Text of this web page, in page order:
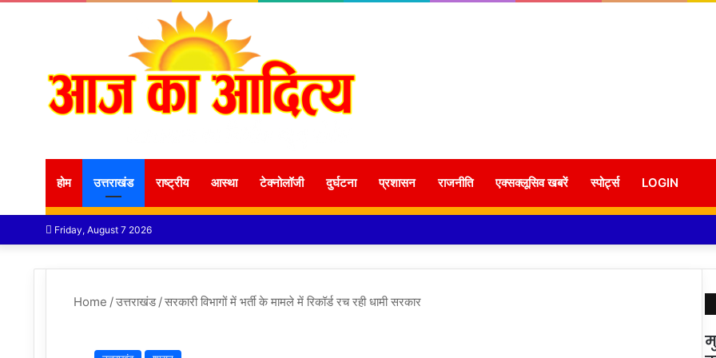
होम उत्तराखंड राष्ट्रीय आस्था टेक्नोलॉजी दुर्घटना प्रशासन राजनीति एक्सक्लूसिव खबरें स्पोर्ट्स LOGIN
Friday, August 7 2026
Home /उत्तराखंड /सरकारी विभागों में भर्ती के मामले में रिकॉर्ड रच रही धामी सरकार